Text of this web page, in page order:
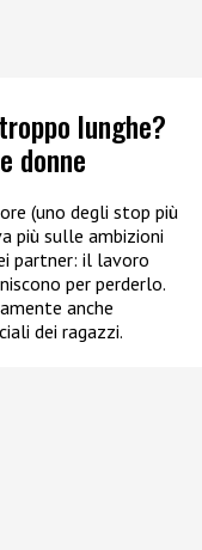
lunghe?
donne
(uno degli stop più
più sulle ambizioni
partner: il lavoro
per perderlo.
anche
dei ragazzi.